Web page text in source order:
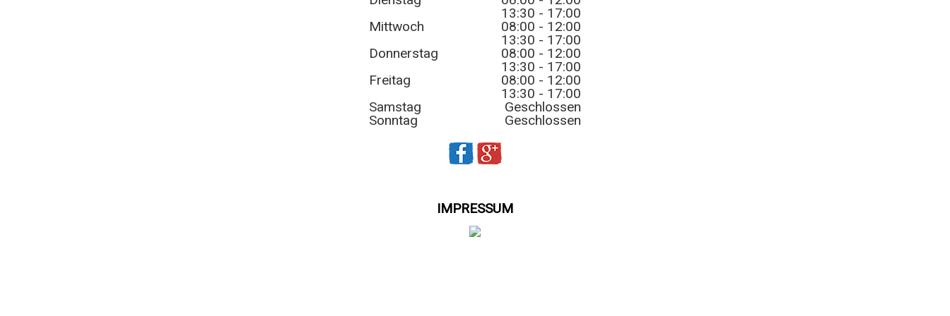
13:30 - 17:00
Mittwoch
08:00 - 12:00
13:30 - 17:00
Donnerstag
08:00 - 12:00
13:30 - 17:00
Freitag
08:00 - 12:00
13:30 - 17:00
Samstag
Geschlossen
Sonntag
Geschlossen
IMPRESSUM